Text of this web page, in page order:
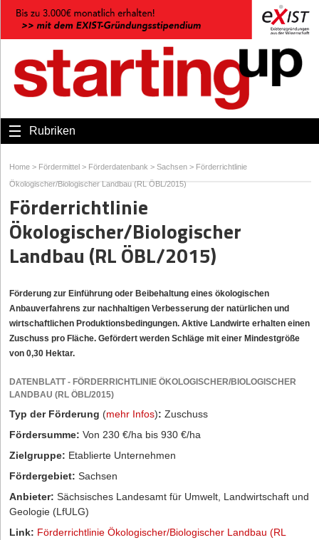
Rubriken
Home > Fördermittel > Förderdatenbank > Sachsen > Förderrichtlinie
Ökologischer/Biologischer Landbau (RL ÖBL/2015)
Förderrichtlinie
Ökologischer/Biologischer
Landbau (RL ÖBL/2015)
Förderung zur Einführung oder Beibehaltung eines ökologischen
Anbauverfahrens zur nachhaltigen Verbesserung der natürlichen und
wirtschaftlichen Produktionsbedingungen. Aktive Landwirte erhalten einen
Zuschuss pro Fläche. Gefördert werden Schläge mit einer Mindestgröße
von 0,30 Hektar.
DATENBLATT - FÖRDERRICHTLINIE ÖKOLOGISCHER/BIOLOGISCHER
LANDBAU (RL ÖBL/2015)
Typ der Förderung (mehr Infos): Zuschuss
Fördersumme: Von 230 €/ha bis 930 €/ha
Zielgruppe: Etablierte Unternehmen
Fördergebiet: Sachsen
Anbieter: Sächsisches Landesamt für Umwelt, Landwirtschaft und
Geologie (LfULG)
Link: Förderrichtlinie Ökologischer/Biologischer Landbau (RL